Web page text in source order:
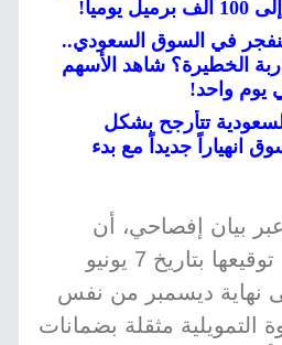
في السوق السعودي..
الخطيرة؟ شاهد الأسهم
تتأرجح بشكل
جديداً مع بدء
بيان إفصاحي، أن
الاتفاقية الجديدة تم توقيعها بتاريخ 7 يونيو
نهاية ديسمبر من نفس
التمويلية مثقلة بضمانات